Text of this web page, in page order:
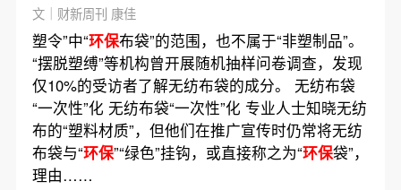
文｜财新周刊 康佳
塑令”中“环保布袋”的范围，也不属于“非塑制品”。
“摆脱塑缚”等机构曾开展随机抽样问卷调查，发现
仅10%的受访者了解无纺布袋的成分。 无纺布袋
“一次性”化 无纺布袋“一次性”化 专业人士知晓无纺
布的“塑料材质”，但他们在推广宣传时仍常将无纺
布袋与“环保”“绿色”挂钩，或直接称之为“环保袋”，
理由……